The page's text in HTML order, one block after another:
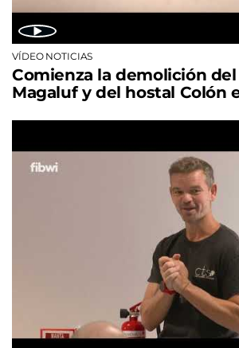
VÍDEO NOTICIAS
Comienza la demolición
Magaluf y del hostal Colón